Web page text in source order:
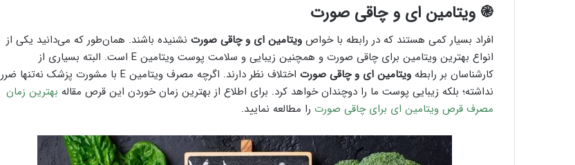
֎ ویتامین ای و چاقی صورت
افراد بسیار کمی هستند که در رابطه با خواص ویتامین ای و چاقی صورت نشنیده باشند. همان‌طور که می‌دانید یکی از
انواع بهترین ویتامین برای چاقی صورت و همچنین زیبایی و سلامت پوست ویتامین E است. البته بسیاری از
کارشناسان بر رابطه ویتامین ای و چاقی صورت
اختلاف نظر دارند. اگرچه مصرف ویتامین E با مشورت پزشک نه‌تنها ضرر
نداشته؛ بلکه زیبایی پوست ما را دوچندان خواهد کرد. برای اطلاع از بهترین زمان خوردن این قرص مقاله بهترین زمان
مصرف قرص ویتامین ای برای چاقی صورت را مطالعه نمایید.